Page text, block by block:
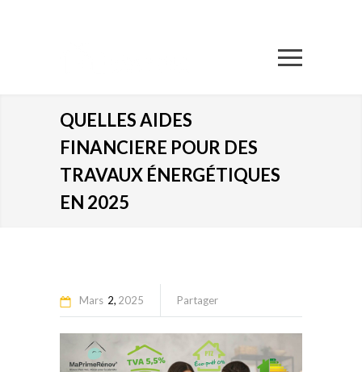
QUELLES AIDES
FINANCIERE POUR DES
TRAVAUX ÉNERGÉTIQUES
EN 2025
Mars 2 2025 Partager